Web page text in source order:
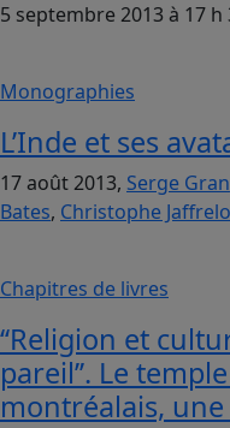
5 septembre 2013 à 17 h
Monographies
L’Inde et ses
17 août 2013, Serge
Bates, Christophe
Chapitres de livres
‘‘Religion et
pareil’’. Le
montréalais,